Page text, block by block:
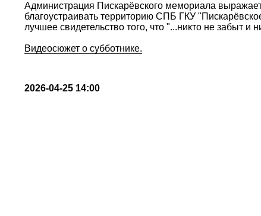
Администрация Пискарёвского мемориала
благоустраивать территорию СПБ ГКУ
лучшее свидетельство того, что "...никто не забыт и
Видеосюжет о субботнике.
2026-04-25 14:00